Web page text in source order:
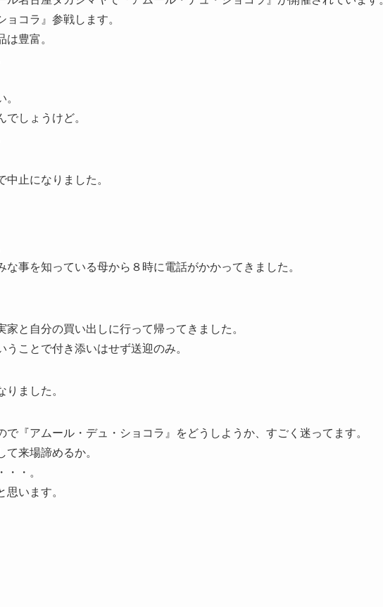
コラ』参戦します。
豊富。
しょうけど。
止になりました。
事を知っている母から８時に電話がかかってきました。
と自分の買い出しに行って帰ってきました。
ことで付き添いはせず送迎のみ。
ました。
『アムール・デュ・ショコラ』をどうしようか、すごく迷ってます。
来場諦めるか。
・。
います。